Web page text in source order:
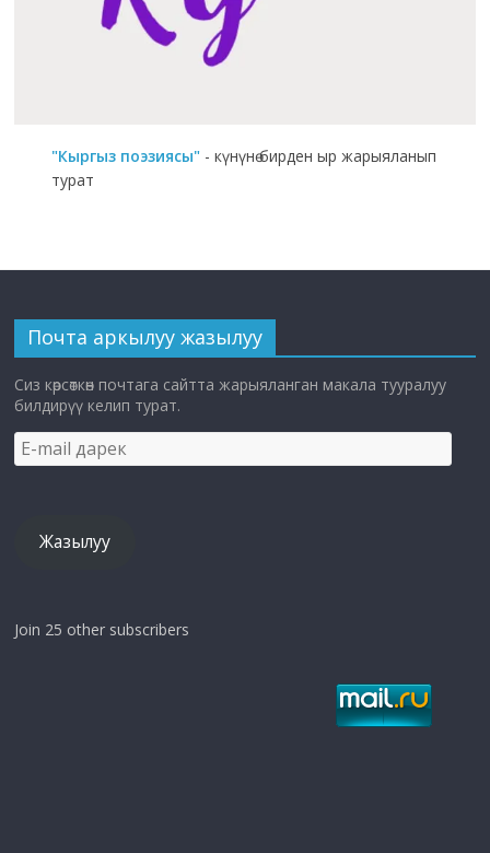
"Кыргыз поэзиясы" - күнүнө бирден ыр жарыяланып
турат
Почта аркылуу жазылуу
Сиз көрсөткөн почтага сайтта жарыяланган макала тууралуу
билдирүү келип турат.
E-
mail
Жазылуу
Join 25 other subscribers